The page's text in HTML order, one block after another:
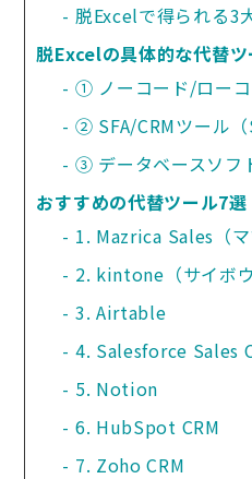
脱Excelで得られる3
脱Excelの具体的な代替
① ノーコード/ローコ
② SFA/CRMツール（
③ データベースソフ
おすすめの代替ツール7
1. Mazrica Sales（マ
2. kintone（サイボウ
3. Airtable
4. Salesforce Sales
5. Notion
6. HubSpot CRM
7. Zoho CRM